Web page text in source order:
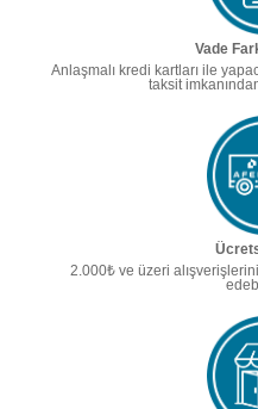
Vade
Anlaşmalı kredi kartları ile
taksit
2.000₺ ve üzeri